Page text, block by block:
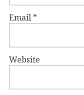
Email *
Website